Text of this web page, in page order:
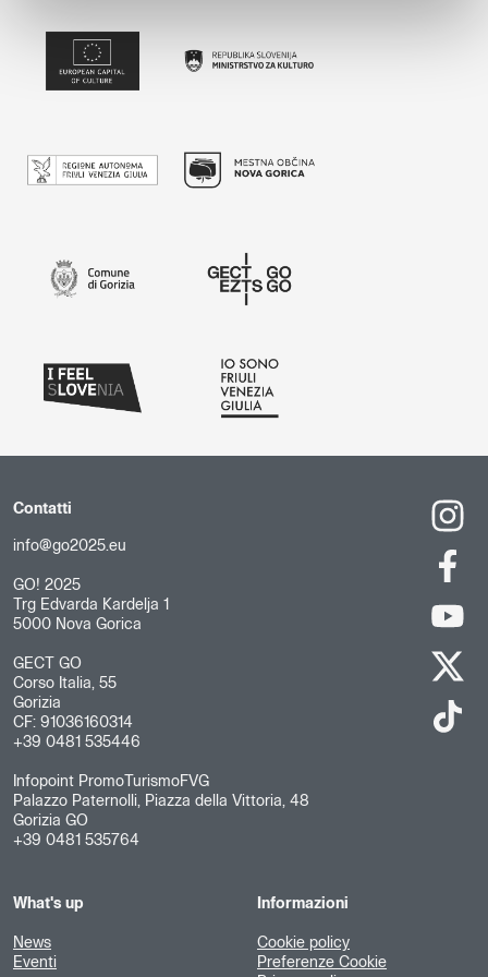
Contatti
info@go2025.eu
GO! 2025
Trg Edvarda Kardelja 1
5000 Nova Gorica
GECT GO
Corso Italia, 55
Gorizia
CF: 91036160314
+39 0481 535446
Infopoint PromoTurismoFVG
Palazzo Paternolli, Piazza della Vittoria, 48
Gorizia GO
+39 0481 535764
What's up
News
Eventi
Informazioni
Cookie policy
Preferenze Cookie